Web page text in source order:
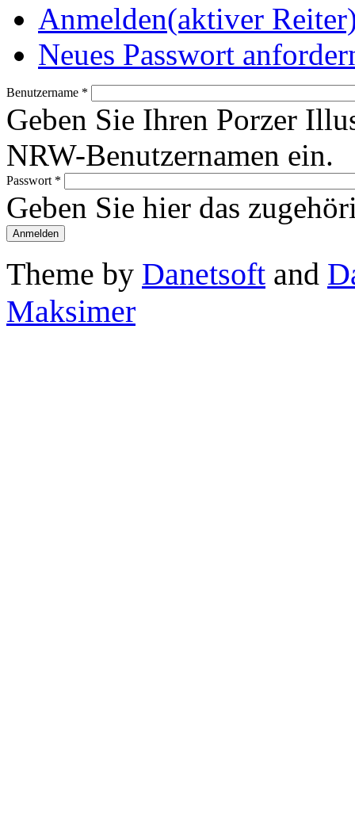
Anmelden(aktiver
Neues Passwort
Benutzername *
Geben Sie Ihren Porzer
NRW-Benutzernamen ein.
Passwort *
Geben Sie hier das
Theme by Danetsoft and
Maksimer